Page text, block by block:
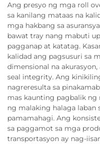
Ang presyo ng mga roll
sa kanilang mataas na
mga hakbang sa
bawat tray nang mabuti
pagganap at katatag.
kalidad ang pagsusuri sa
dimensional na
seal integrity. Ang
nagreresulta sa
mas kaunting pagbalik
ng malaking halaga laban
pamamahagi. Ang
sa paggamot sa mga
transportasyon ay nag-